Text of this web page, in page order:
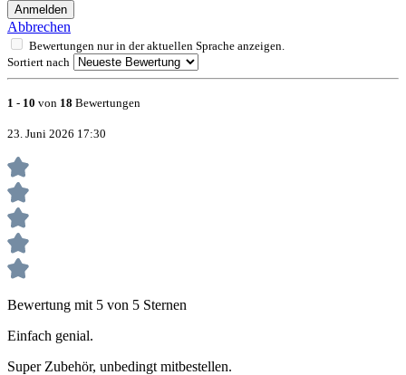
Anmelden
Abbrechen
Bewertungen nur in der aktuellen Sprache anzeigen.
Sortiert nach
1 - 10 von 18 Bewertungen
23. Juni 2026 17:30
Bewertung mit 5 von 5 Sternen
Einfach genial.
Super Zubehör, unbedingt mitbestellen.